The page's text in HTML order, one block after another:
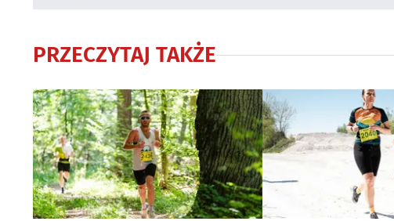
PRZECZYTAJ TAKŻE